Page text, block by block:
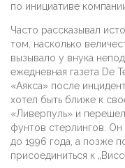
по инициативе
Часто рассказывал
том, насколько
вызывало у внука
ежедневная газета De
«Аякса» после
хотел быть ближе к
«Ливерпуль» и
фунтов стерлингов. Он
до 1996 года, а позже
присоединиться к